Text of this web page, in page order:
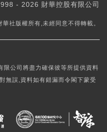
- 2026 財華控股有限公司
華社版權所有,未經同意不得轉載。
限公司將盡力確保彼等所提供資料
無誤,資料如有錯漏而令閣下蒙受